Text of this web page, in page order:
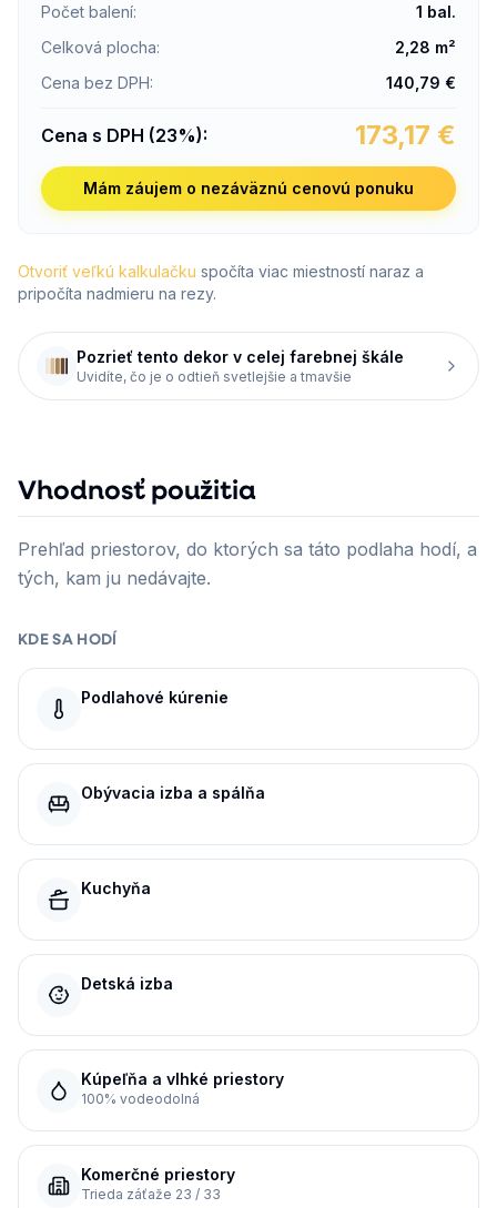
Počet balení: 1 bal.
Celková plocha: 2,28 m²
Cena bez DPH: 140,79 €
Cena s DPH (23%): 173,17 €
Mám záujem o nezáväznú cenovú ponuku
Otvoriť veľkú kalkulačku spočíta viac miestností naraz a
pripočíta nadmieru na rezy.
Pozrieť tento dekor v celej farebnej škále
Uvidíte, čo je o odtieň svetlejšie a tmavšie
Vhodnosť použitia
Prehľad priestorov, do ktorých sa táto podlaha hodí, a
tých, kam ju nedávajte.
KDE SA HODÍ
Podlahové kúrenie
Obývacia izba a spálňa
Kuchyňa
Detská izba
Kúpeľňa a vlhké priestory
100% vodeodolná
Komerčné priestory
Trieda záťaže 23 / 33